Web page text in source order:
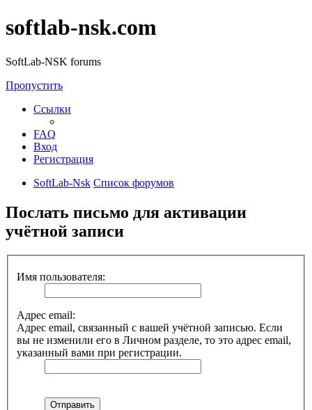
softlab-nsk.com
SoftLab-NSK forums
Пропустить
Ссылки
FAQ
Вход
Регистрация
SoftLab-Nsk Список форумов
Послать письмо для активации
учётной записи
Имя пользователя:
Адрес email:
Адрес email, связанный с вашей учётной записью. Если
вы не изменили его в Личном разделе, то это адрес email,
указанный вами при регистрации.